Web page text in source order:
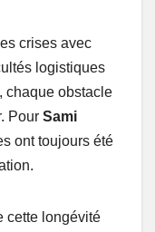
crises avec
logistiques
, chaque obstacle
Pour Sami
ont toujours été
cette longévité